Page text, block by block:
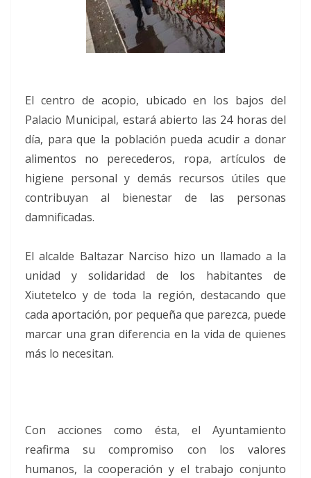
El centro de acopio, ubicado en los bajos del
Palacio Municipal, estará abierto las 24 horas del
día, para que la población pueda acudir a donar
alimentos no perecederos, ropa, artículos de
higiene personal y demás recursos útiles que
contribuyan al bienestar de las personas
damnificadas.
El alcalde Baltazar Narciso hizo un llamado a la
unidad y solidaridad de los habitantes de
Xiutetelco y de toda la región, destacando que
cada aportación, por pequeña que parezca, puede
marcar una gran diferencia en la vida de quienes
más lo necesitan.
Con acciones como ésta, el Ayuntamiento
reafirma su compromiso con los valores
humanos, la cooperación y el trabajo conjunto